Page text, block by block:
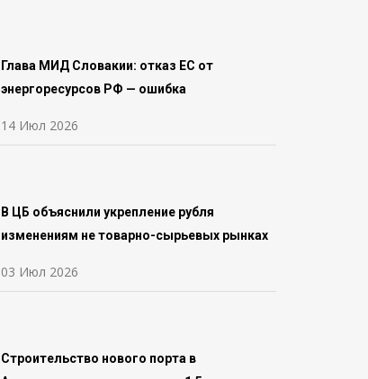
Глава МИД Словакии: отказ ЕС от
энергоресурсов РФ — ошибка
14 Июл 2026
В ЦБ объяснили укрепление рубля
изменениям не товарно-сырьевых рынках
03 Июл 2026
Строительство нового порта в